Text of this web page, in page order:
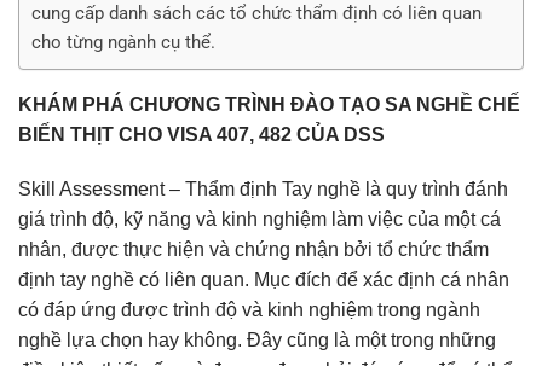
cung cấp danh sách các tổ chức thẩm định có liên quan
cho từng ngành cụ thể.
KHÁM PHÁ CHƯƠNG TRÌNH ĐÀO TẠO SA NGHỀ CHẾ
BIẾN THỊT CHO VISA 407, 482 CỦA DSS
Skill Assessment – Thẩm định Tay nghề là quy trình đánh
giá trình độ, kỹ năng và kinh nghiệm làm việc của một cá
nhân, được thực hiện và chứng nhận bởi tổ chức thẩm
định tay nghề có liên quan. Mục đích để xác định cá nhân
có đáp ứng được trình độ và kinh nghiệm trong ngành
nghề lựa chọn hay không. Đây cũng là một trong những